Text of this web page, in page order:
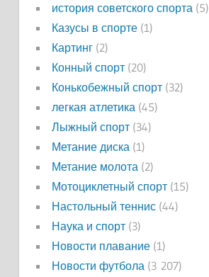
история советского спорта(5)
Казусы в спорте(1)
Картинг(2)
Конный спорт(20)
Конькобежный спорт(32)
легкая атлетика(45)
Лыжный спорт(34)
Метание диска(1)
Метание молота(2)
Мотоциклетный спорт(15)
Настольный теннис(44)
Наука и спорт(3)
Новости плавание(1)
Новости футбола(3 207)